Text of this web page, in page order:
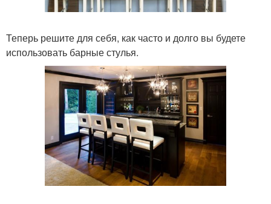
Теперь решите для себя, как часто и долго вы будете
использовать барные стулья.